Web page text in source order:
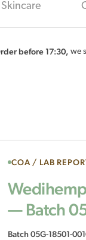
before 17:30, we
COA / LAB
— Batch
Batch 05G-18501-